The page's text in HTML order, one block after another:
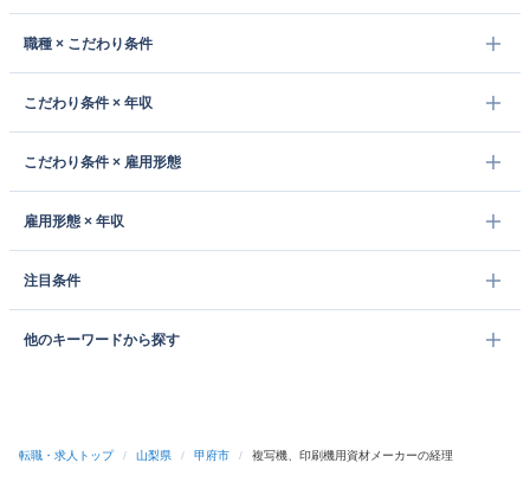
職種 × こだわり条件
こだわり条件 × 年収
こだわり条件 × 雇用形態
雇用形態 × 年収
注目条件
他のキーワードから探す
転職・求人トップ / 山梨県 / 甲府市 / 複写機、印刷機用資材メーカーの経理